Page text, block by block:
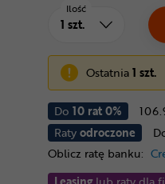
Do 10 rat 0%
Ratyodroczone
Oblicz ratę banku:
Ilość
Ostatnia1 szt.